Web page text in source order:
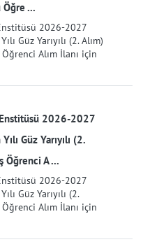
Öğre ...
2026-2027
Güz Yarıyılı (2. Alım)
Alım İlanı için
2026-2027
Güz Yarıyılı (2.
Öğrenci A ...
2026-2027
Güz Yarıyılı (2.
Öğrenci Alım İlanı için